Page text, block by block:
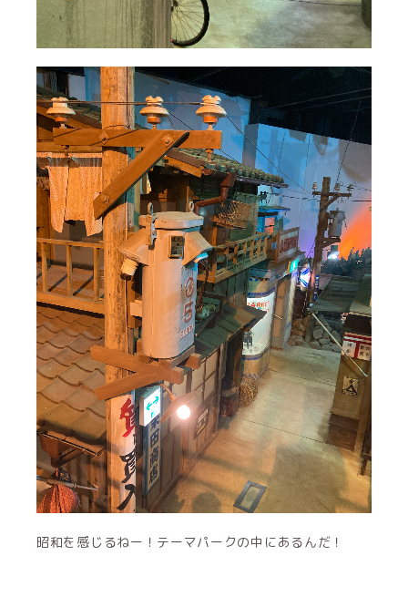
昭和を感じるねー！テーマパークの中にあるんだ！